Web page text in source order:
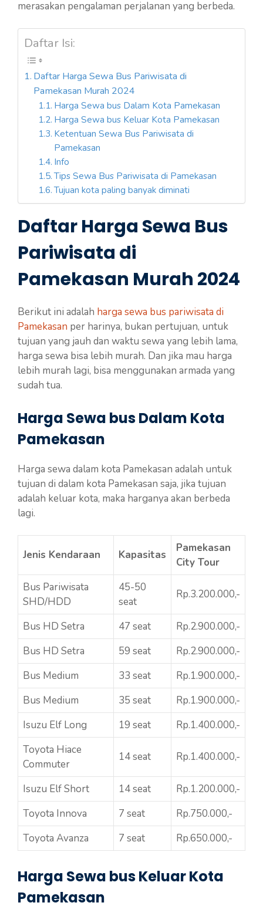
merasakan pengalaman perjalanan yang berbeda.
Daftar Isi:
Daftar Harga Sewa Bus Pariwisata di
Pamekasan Murah 2024
Harga Sewa bus Dalam Kota Pamekasan
Harga Sewa bus Keluar Kota Pamekasan
Ketentuan Sewa Bus Pariwisata di
Pamekasan
Info
Tips Sewa Bus Pariwisata di Pamekasan
Tujuan kota paling banyak diminati
Daftar Harga Sewa Bus
Pariwisata di
Pamekasan Murah 2024
Berikut ini adalah harga sewa bus pariwisata di
Pamekasan per harinya, bukan pertujuan, untuk
tujuan yang jauh dan waktu sewa yang lebih lama,
harga sewa bisa lebih murah. Dan jika mau harga
lebih murah lagi, bisa menggunakan armada yang
sudah tua.
Harga Sewa bus Dalam Kota
Pamekasan
Harga sewa dalam kota Pamekasan adalah untuk
tujuan di dalam kota Pamekasan saja, jika tujuan
adalah keluar kota, maka harganya akan berbeda
lagi.
Jenis Kendaraan Kapasitas
Pamekasan
City Tour
Bus Pariwisata
SHD/HDD
45-50
seat
Rp.3.200.000,-
Bus HD Setra 47 seat
Rp.2.900.000,-
Bus HD Setra
59 seat
Rp.2.900.000,-
Bus Medium
33 seat
Rp.1.900.000,-
Bus Medium
35 seat
Rp.1.900.000,-
Isuzu Elf Long
19 seat
Rp.1.400.000,-
Toyota Hiace
Commuter
14 seat Rp.1.400.000,-
Isuzu Elf Short 14 seat
Rp.1.200.000,-
Toyota Innova
7 seat
Rp.750.000,-
Toyota Avanza
7 seat Rp.650.000,-
Harga Sewa bus Keluar Kota
Pamekasan